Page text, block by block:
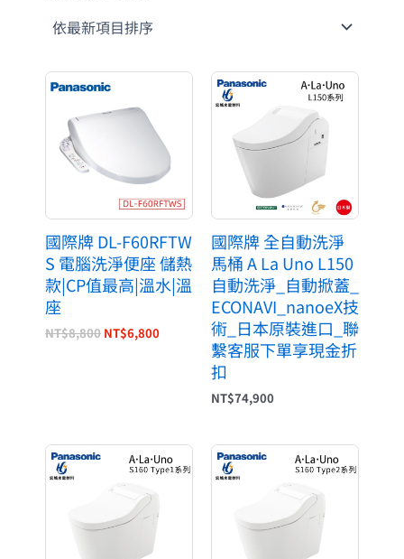
國際牌 DL-F60RFTW
S 電腦洗淨便座 儲熱
款|CP值最高|溫水|溫
座
NT$8,800
原
始
價
NT$8,800。
NT$6,800
NT$6,800。
國際牌 全自動洗淨
馬桶 A La Uno L150
自動洗淨_自動掀蓋_
ECONAVI_nanoeX技
術_日本原裝進口_聯
繫客服下單享現金折
扣
NT$74,900